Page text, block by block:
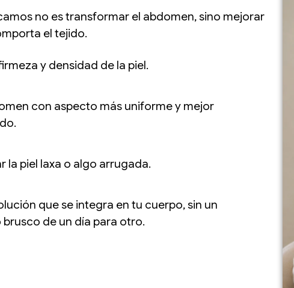
no es transformar el abdomen, sino mejorar
el tejido.
y densidad de la piel.
con aspecto más uniforme y mejor
la piel laxa o algo arrugada.
que se integra en tu cuerpo, sin un
brusco de un día para otro.